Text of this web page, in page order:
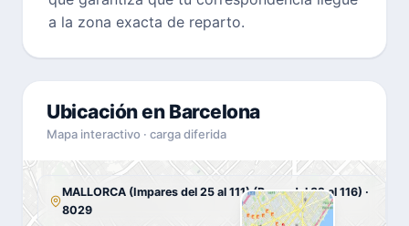
a la zona exacta de reparto.
Ubicación en Barcelona
Mapa interactivo · carga diferida
MALLORCA (Impares del 25 al 111) (Pares del 32 al 116) ·
8029